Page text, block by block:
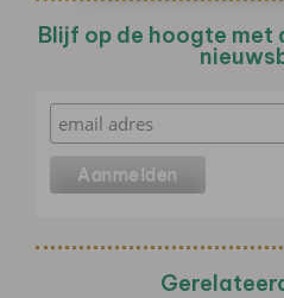
Blijf op de hoogte met